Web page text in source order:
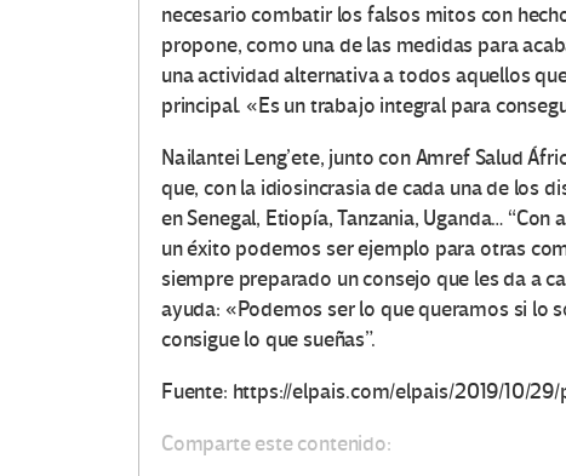
necesario combatir los falsos mitos con
propone, como una de las medidas para
una actividad alternativa a todos aquellos
principal. «Es un trabajo integral para
Nailantei Leng’ete, junto con Amref Salud
que, con la idiosincrasia de cada una de los
en Senegal, Etiopía, Tanzania, Uganda…
un éxito podemos ser ejemplo para otras
siempre preparado un consejo que les da a
ayuda: «Podemos ser lo que queramos si lo
consigue lo que sueñas”.
Fuente: https://elpais.com/elpais/2019/10/
Comparte este contenido: